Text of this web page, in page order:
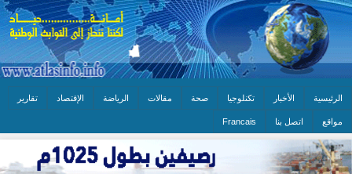
الرئيسية الأخبار تكنلوجيا صحة مقالات الرياضة الإقتصاد تقارير
مواقع اتصل بنا Francais